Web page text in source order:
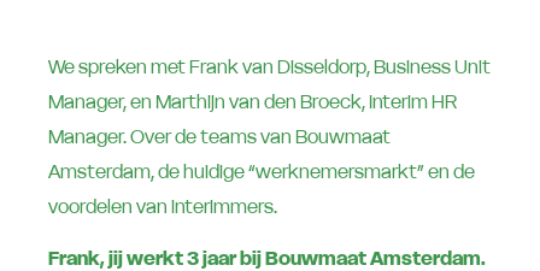
We spreken met Frank van Disseldorp, Business Unit
Manager, en Marthijn van den Broeck, Interim HR
Manager. Over de teams van Bouwmaat
Amsterdam, de huidige “werknemersmarkt” en de
voordelen van interimmers.
Frank, jij werkt 3 jaar bij Bouwmaat Amsterdam.